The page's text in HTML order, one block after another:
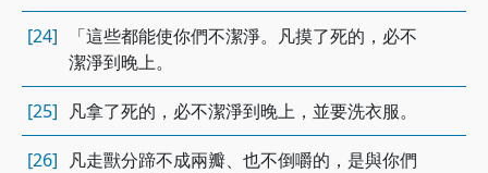
[24]
「這些都能使你們不潔淨。凡摸了死的，必不
潔淨到晚上。
[25] 凡拿了死的，必不潔淨到晚上，並要洗衣服。
[26] 凡走獸分蹄不成兩瓣、也不倒嚼的，是與你們